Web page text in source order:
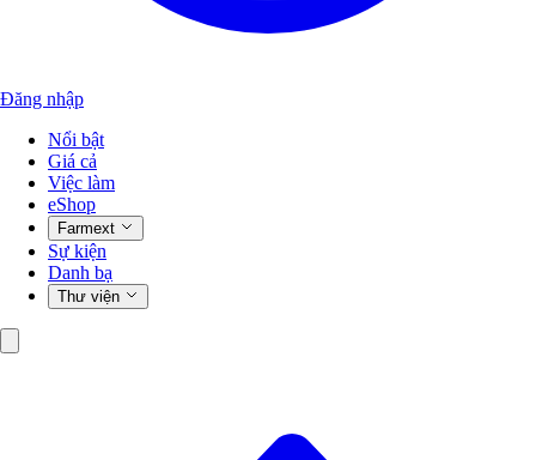
Đăng nhập
Nổi bật
Giá cả
Việc làm
eShop
Farmext
Sự kiện
Danh bạ
Thư viện